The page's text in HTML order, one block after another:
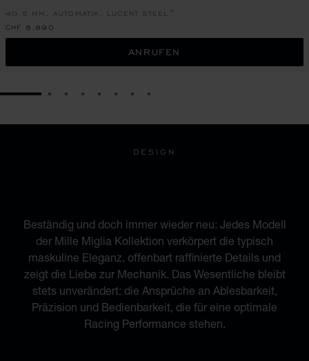
40.5 MM, AUTOMATIK, LUCENT STEEL™
CHF 8,890
ANRUFEN
GO TO SLIDE 1GO TO SLIDE 2
GO TO SLIDE 3
GO TO SLIDE 4
GO TO SLIDE 5
GO TO SLIDE 6
GO TO SLIDE 7
GO TO SLIDE 8
DESIGN
Beständig und doch immer wieder neu: Jedes Modell
der Mille Miglia Kollektion verkörpert die typisch
maskuline Eleganz, offenbart raffinierte Details und
zeigt die Liebe zur Mechanik. Das Wesentliche bleibt
stets unverändert: die Ansprüche an Ablesbarkeit,
Präzision und Bedienbarkeit, die für eine optimale
Racing Performance stehen.